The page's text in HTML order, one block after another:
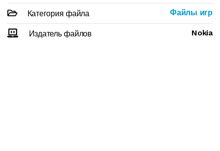
Категория файла Файлы игр
Издатель файлов Nokia